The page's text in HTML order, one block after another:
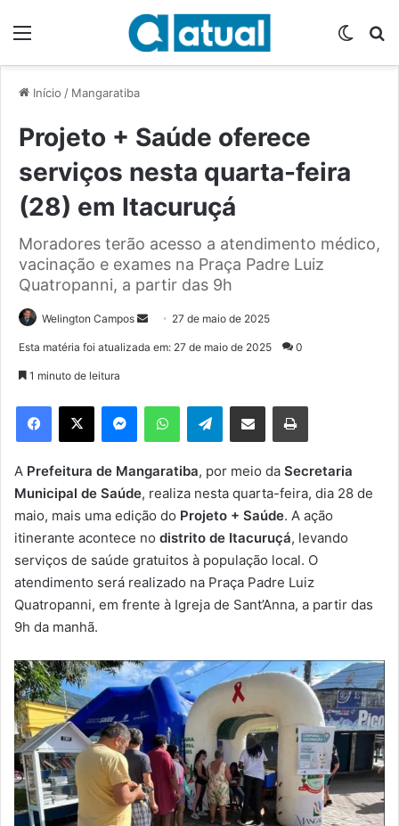
Início / Mangaratiba
Projeto + Saúde oferece
serviços nesta quarta-feira
(28) em Itacuruçá
Moradores terão acesso a atendimento médico,
vacinação e exames na Praça Padre Luiz
Quatropanni, a partir das 9h
Welington Campos
e
m
e
-
m
a
l
27 de maio de 2025
Esta matéria foi atualizada em: 27 de maio de 2025 0
1 minuto de leitura
Telegram
A Prefeitura de Mangaratiba, por meio da Secretaria
Municipal de Saúde, realiza nesta quarta-feira, dia 28 de
maio, mais uma edição do Projeto + Saúde. A ação
itinerante acontece no distrito de Itacuruçá, levando
serviços de saúde gratuitos à população local. O
atendimento será realizado na Praça Padre Luiz
Quatropanni, em frente à Igreja de Sant’Anna, a partir das
9h da manhã.